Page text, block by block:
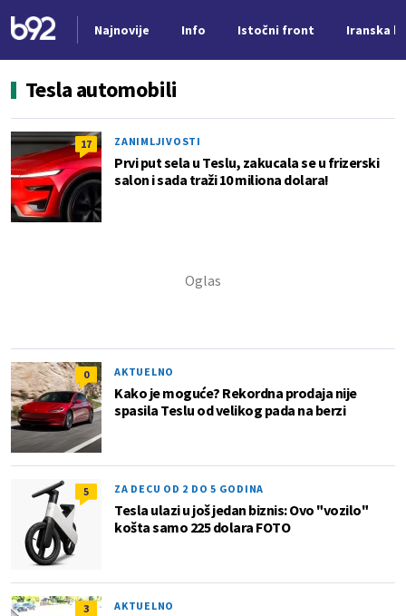
Najnovije Info Istočni front Iranska
Tesla automobili
17 ZANIMLJIVOSTI
Prvi put sela u Teslu, zakucala se u frizerski
salon i sada traži 10 miliona dolara!
0 AKTUELNO
Kako je moguće? Rekordna prodaja nije
spasila Teslu od velikog pada na berzi
5 ZA DECU OD 2 DO 5 GODINA
Tesla ulazi u još jedan biznis: Ovo "vozilo"
košta samo 225 dolara FOTO
3 AKTUELNO